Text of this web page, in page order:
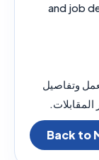
and job
وتفاصيل